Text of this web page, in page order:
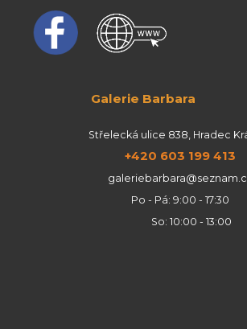
Galerie Barbara
Střelecká ulice 838, Hradec
+420 603 199 413
Po - Pá: 9:00 - 17:30
So: 10:00 - 13:00